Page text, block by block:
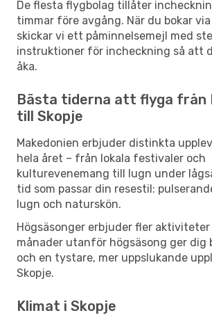
De flesta flygbolag tillåter
timmar före avgång. När du bokar
skickar vi ett påminnelsemejl med
instruktioner för incheckning så att
åka.
Bästa tiderna att flyga från
till Skopje
Makedonien erbjuder distinkta
hela året – från lokala festivaler och
kulturevenemang till lugn under
tid som passar din resestil:
lugn och naturskön.
Högsäsonger erbjuder fler aktiviteter
månader utanför högsäsong ger dig
och en tystare, mer uppslukande
Skopje.
Klimat i Skopje